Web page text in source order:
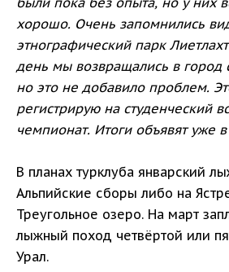
хорошо. Очень запомнились
этнографический парк
день мы возвращались в город
но это не добавило проблем.
регистрирую на студенческий
чемпионат. Итоги объявят уже
В планах турклуба январский
Альпийские сборы либо на
Треугольное озеро. На март
лыжный поход четвёртой или
Урал.